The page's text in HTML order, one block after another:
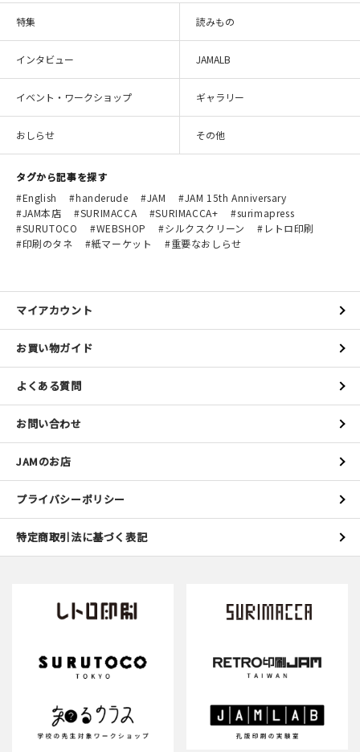
特集 読みもの
インタビュー JAMALB
イベント・ワークショップ ギャラリー
おしらせ その他
タグから記事を探す
English
handerude JAM
JAM 15th Anniversary
JAM本店
SURIMACCA SURIMACCA+
surimapress
SURUTOCO
WEBSHOP シルクスクリーン
レトロ印刷
印刷のタネ
紙マーケット 重要なおしらせ
マイアカウント
お買い物ガイド
よくある質問
お問い合わせ
JAMのお店
プライバシーポリシー
特定商取引法に基づく表記